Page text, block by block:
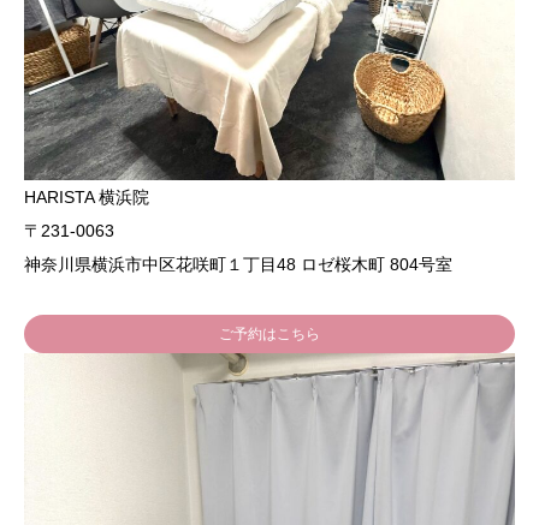
HARISTA 横浜院
〒231-0063
神奈川県横浜市中区花咲町１丁目48 ロゼ桜木町 804号室
ご予約はこちら